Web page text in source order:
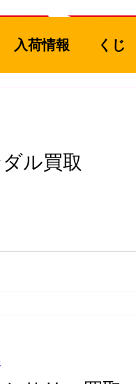
入荷情報 くじ
スポーツ
ア
ル買取